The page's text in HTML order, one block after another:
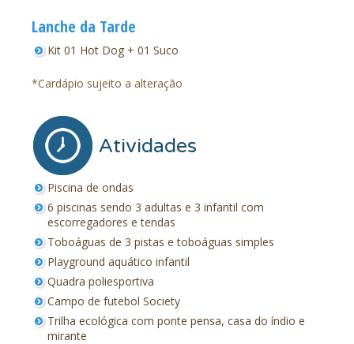
Lanche da Tarde
Kit 01 Hot Dog + 01 Suco
*Cardápio sujeito a alteração
Atividades
Piscina de ondas
6 piscinas sendo 3 adultas e 3 infantil com
escorregadores e tendas
Toboáguas de 3 pistas e toboáguas simples
Playground aquático infantil
Quadra poliesportiva
Campo de futebol Society
Trilha ecológica com ponte pensa, casa do índio e
mirante